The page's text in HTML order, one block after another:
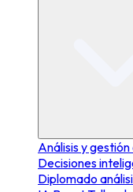
Análisis y
Decisiones
Diplomado